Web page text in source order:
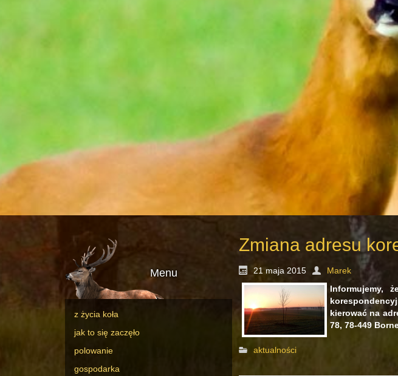
Menu
z życia koła
jak to się zaczęło
polowanie
gospodarka
Zmiana adresu
21 maja 2015
Marek
Informujemy,
kierować na
78, 78-449
aktualności